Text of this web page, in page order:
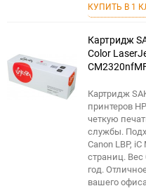
избранное
КУПИТЬ В 1
Картридж
Color
8350Cdn,
Картридж
принтеров
четкую
службы.
Canon LBP,
страниц. Вес
год.
вашего